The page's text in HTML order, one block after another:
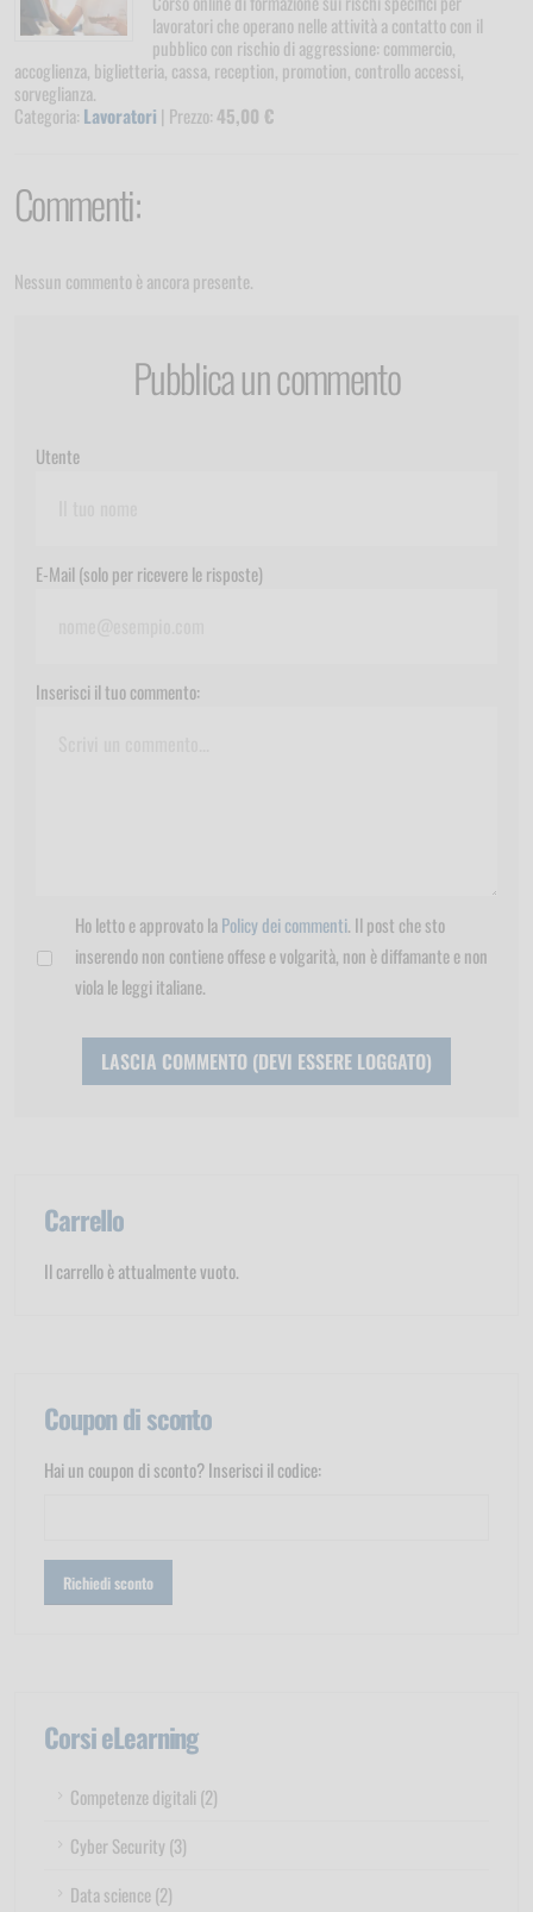
attività a contatto con il
commercio,
controllo accessi,
Categoria:Preposti
Commenti:
Nessun commento è ancora presente.
Pubblica un commento
Utente
E-Mail (solo per ricevere le risposte)
Inserisci il tuo commento:
Ho letto e approvato laPolicy dei commenti. Il post che sto
inserendo non contiene offese e volgarità, non è diffamante e non
viola le leggi italiane.
Carrello
Il carrello è attualmente vuoto.
Coupon di sconto
Hai un coupon di sconto? Inserisci il codice:
Corsi eLearning
Competenze digitali (2)
Cyber Security (3)
Data science (2)